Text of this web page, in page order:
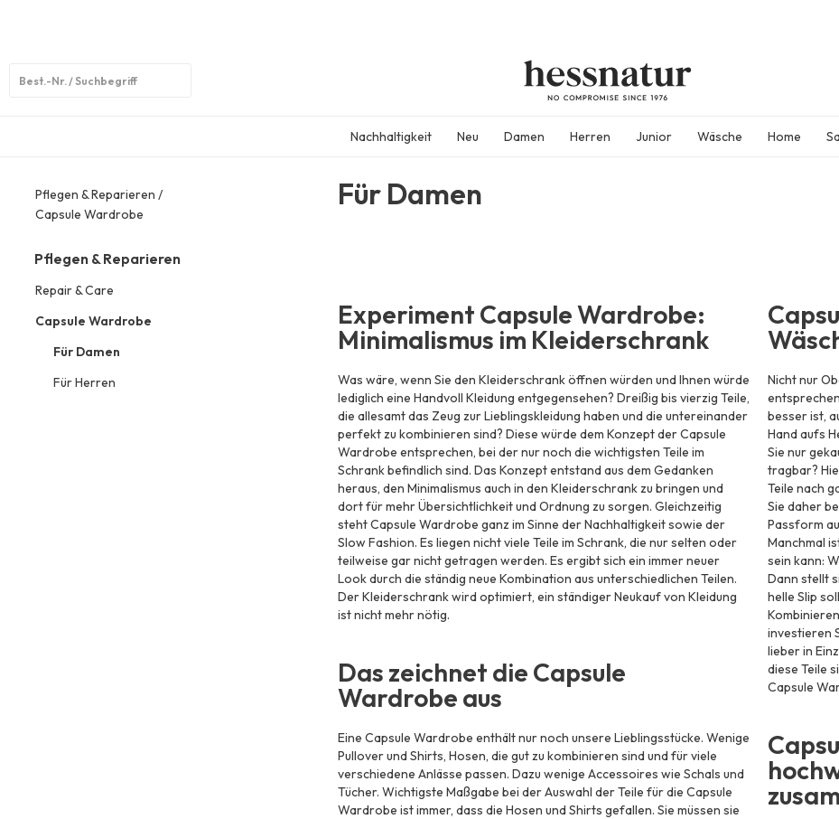
Nachhaltigkeit Neu Damen Herren Junior Wäsche Home
Pflegen & Reparieren
Capsule Wardrobe
Pflegen & Reparieren
Repair & Care
Capsule Wardrobe
Für Damen
Für Herren
Für Damen
Experiment Capsule Wardrobe:
Minimalismus im Kleiderschrank
Was wäre, wenn Sie den Kleiderschrank öffnen würden und Ihnen würde
lediglich eine Handvoll Kleidung entgegensehen? Dreißig bis vierzig Teile,
die allesamt das Zeug zur Lieblingskleidung haben und die untereinander
perfekt zu kombinieren sind? Diese würde dem Konzept der Capsule
Wardrobe entsprechen, bei der nur noch die wichtigsten Teile im
Schrank befindlich sind. Das Konzept entstand aus dem Gedanken
heraus, den Minimalismus auch in den Kleiderschrank zu bringen und
dort für mehr Übersichtlichkeit und Ordnung zu sorgen. Gleichzeitig
steht Capsule Wardrobe ganz im Sinne der Nachhaltigkeit sowie der
Slow Fashion. Es liegen nicht viele Teile im Schrank, die nur selten oder
teilweise gar nicht getragen werden. Es ergibt sich ein immer neuer
Look durch die ständig neue Kombination aus unterschiedlichen Teilen.
Der Kleiderschrank wird optimiert, ein ständiger Neukauf von Kleidung
ist nicht mehr nötig.
Das zeichnet die Capsule
Wardrobe aus
Eine Capsule Wardrobe enthält nur noch unsere Lieblingsstücke. Wenige
Pullover und Shirts, Hosen, die gut zu kombinieren sind und für viele
verschiedene Anlässe passen. Dazu wenige Accessoires wie Schals und
Tücher. Wichtigste Maßgabe bei der Auswahl der Teile für die Capsule
Wardrobe ist immer, dass die Hosen und Shirts gefallen. Sie müssen sie
Nicht nur
besser ist,
Hand aufs
Sie nur
tragbar?
Teile nach
Sie daher
Passform
Manchmal
sein kann:
Dann stellt
helle Slip
investieren
lieber in
diese Teile
Capsule